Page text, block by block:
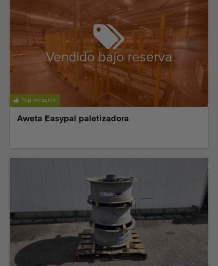
Top occasion
Vendido bajo reserva
Aweta Easypal paletizadora